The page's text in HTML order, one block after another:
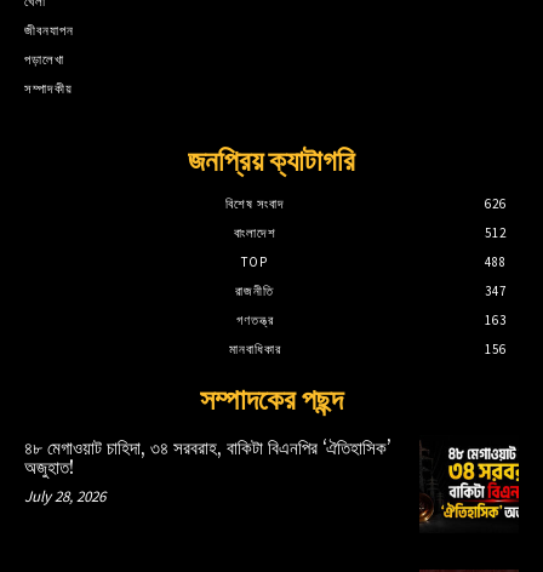
জীবনযাপন
পড়ালেখা
সম্পাদকীয়
জনপ্রিয় ক্যাটাগরি
বিশেষ সংবাদ
626
বাংলাদেশ
512
TOP
488
রাজনীতি
347
গণতন্ত্র
163
মানবাধিকার
156
সম্পাদকের পছন্দ
৪৮ মেগাওয়াট চাহিদা, ৩৪ সরবরাহ, বাকিটা বিএনপির ‘ঐতিহাসিক’
অজুহাত!
July 28, 2026